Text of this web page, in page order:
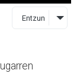
Entzun